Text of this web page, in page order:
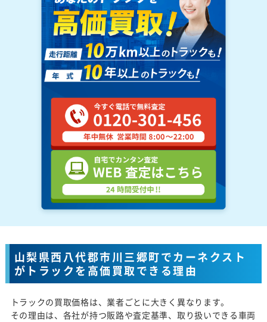
山梨県西八代郡市川三郷町でカーネクスト
がトラックを高価買取できる理由
トラックの買取価格は、業者ごとに大きく異なります。
その理由は、各社が持つ販路や査定基準、取り扱いできる車両